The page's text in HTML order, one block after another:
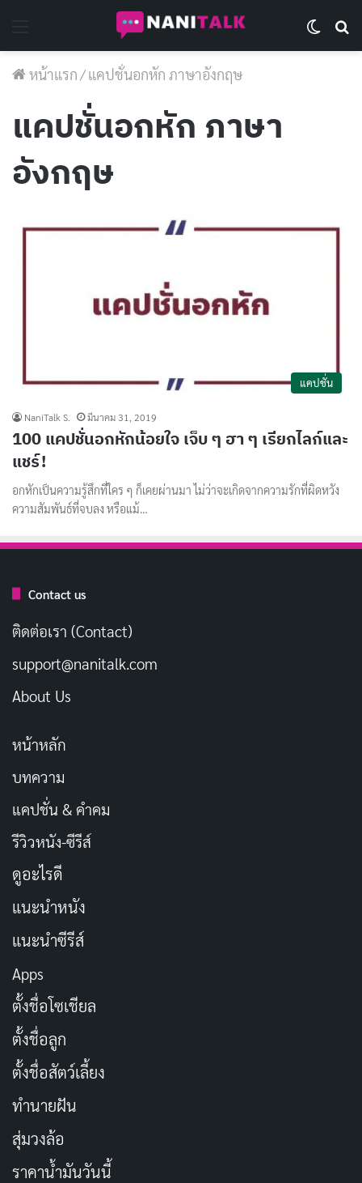
หน้าแรก/แคปชั่นอกหัก ภาษาอังกฤษ
แคปชั่นอกหัก ภาษา
อังกฤษ
แคปชั่น
NaniTalk S. มีนาคม 31, 2019
100 แคปชั่นอกหักน้อยใจ เจ็บ ๆ ฮา ๆ เรียกไลก์และ
แชร์!
อกหักเป็นความรู้สึกที่ใคร ๆ ก็เคยผ่านมา ไม่ว่าจะเกิดจากความรักที่ผิดหวัง
ความสัมพันธ์ที่จบลง หรือแม้…
Contact us
ติดต่อเรา (Contact)
support@nanitalk.com
About Us
หน้าหลัก
บทความ
แคปชั่น & คำคม
รีวิวหนัง-ซีรีส์
ดูอะไรดี
แนะนำหนัง
แนะนำซีรีส์
Apps
ตั้งชื่อโซเชียล
ตั้งชื่อลูก
ตั้งชื่อสัตว์เลี้ยง
ทำนายฝัน
สุ่มวงล้อ
ราคาน้ำมันวันนี้